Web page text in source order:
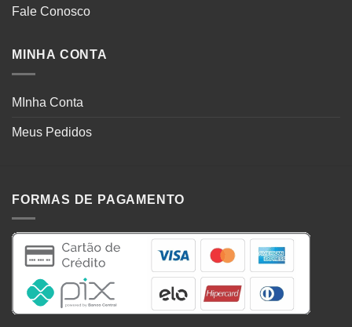
Fale Conosco
MINHA CONTA
MInha Conta
Meus Pedidos
FORMAS DE PAGAMENTO